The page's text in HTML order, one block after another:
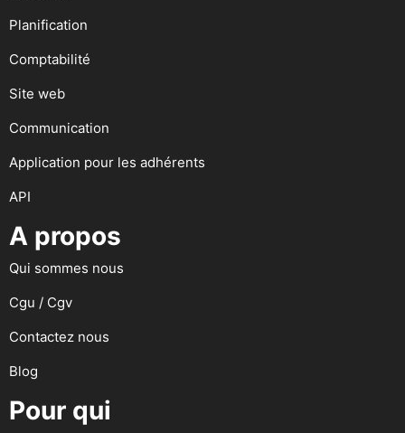
Planification
Comptabilité
Site web
Communication
Application pour les adhérents
API
A propos
Qui sommes nous
Cgu / Cgv
Contactez nous
Blog
Pour qui